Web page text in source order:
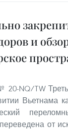
и
NQ/TW
Вьетнама
от